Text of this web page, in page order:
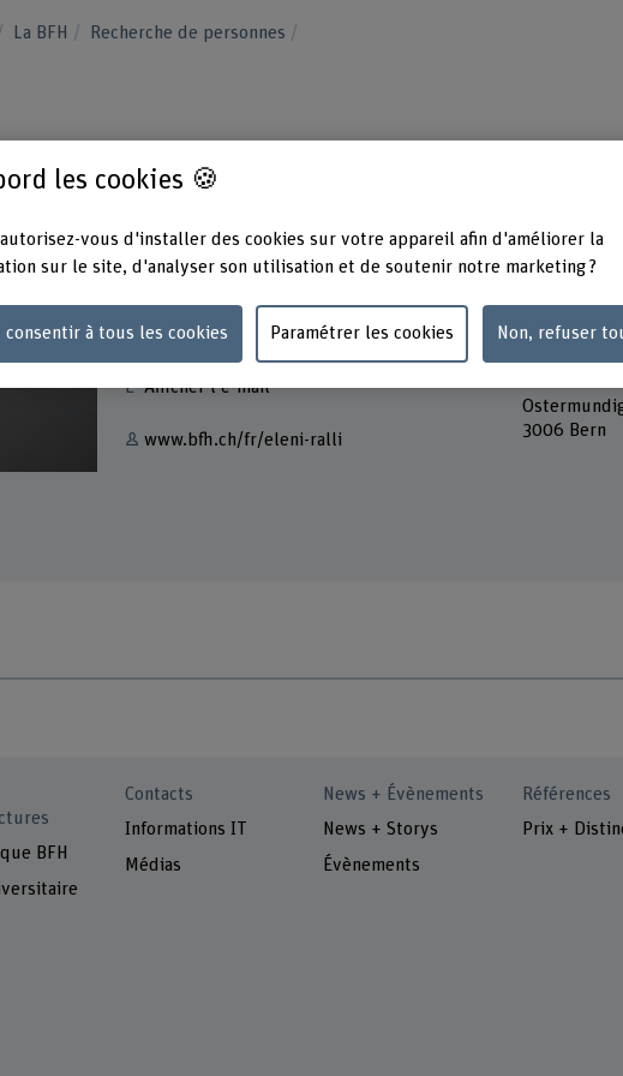
La BFH Recherche de personnes
Contact
Afficher l'e-mail
www.bfh.ch/fr/eleni-ralli
Adresse
Berner
Haute
3006 Bern
BFH
Contacts
Informations IT
Médias
News + Évènements
News + Storys
Évènements
Références
Prix +
les cookies 🍪
autorisez-vous d'installer des cookies sur votre appareil afin d'améliorer la
sur le site, d'analyser son utilisation et de soutenir notre marketing ?
consentir à tous les cookies Paramétrer les cookies Non, refuser